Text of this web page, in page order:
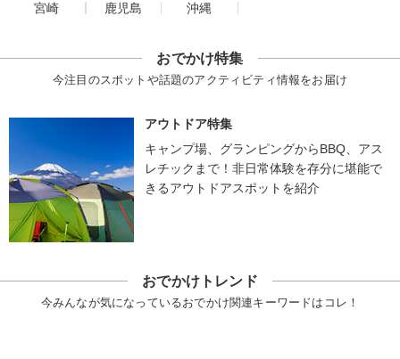
宮崎
鹿児島 沖縄
おでかけ特集
今注目のスポットや話題のアクティビティ情報をお届け
アウトドア特集
キャンプ場、グランピングからBBQ、アス
レチックまで！非日常体験を存分に堪能で
きるアウトドアスポットを紹介
おでかけトレンド
今みんなが気になっているおでかけ関連キーワードはコレ！